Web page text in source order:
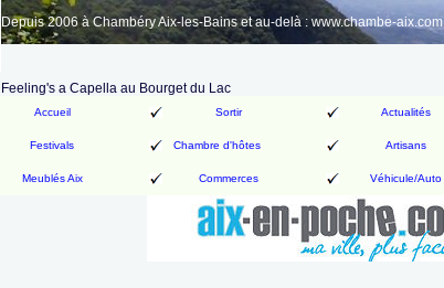
Depuis 2006 à Chambéry Aix-les-Bains et au-delà : www.chambe-aix.com
Feeling's a Capella au Bourget du Lac
Accueil Sortir Actualités
Festivals Chambre d'hôtes Artisans
Meublés Aix Commerces Véhicule/Auto